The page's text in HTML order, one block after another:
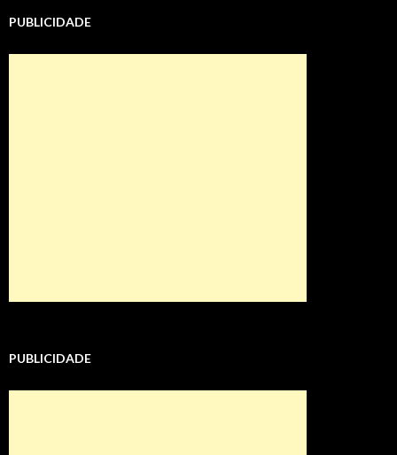
PUBLICIDADE
PUBLICIDADE